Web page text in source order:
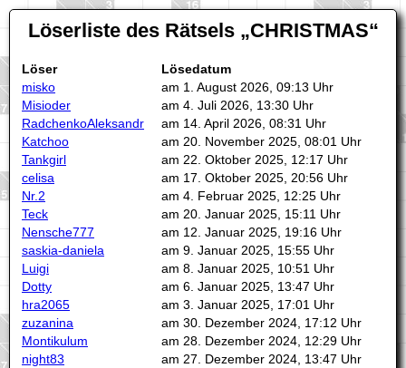
Löserliste des Rätsels CHRISTMAS
Löser
Lösedatum
misko
am 1. August 2026, 09:13 Uhr
Misioder
am 4. Juli 2026, 13:30 Uhr
RadchenkoAleksandr
am 14. April 2026, 08:31 Uhr
Katchoo
am 20. November 2025, 08:01 Uhr
Tankgirl
am 22. Oktober 2025, 12:17 Uhr
celisa
am 17. Oktober 2025, 20:56 Uhr
Nr.2
am 4. Februar 2025, 12:25 Uhr
Teck
am 20. Januar 2025, 15:11 Uhr
Nensche777
am 12. Januar 2025, 19:16 Uhr
saskia-daniela
am 9. Januar 2025, 15:55 Uhr
Luigi
am 8. Januar 2025, 10:51 Uhr
Dotty
am 6. Januar 2025, 13:47 Uhr
hra2065
am 3. Januar 2025, 17:01 Uhr
zuzanina
am 30. Dezember 2024, 17:12 Uhr
Montikulum
am 28. Dezember 2024, 12:29 Uhr
night83
am 27. Dezember 2024, 13:47 Uhr